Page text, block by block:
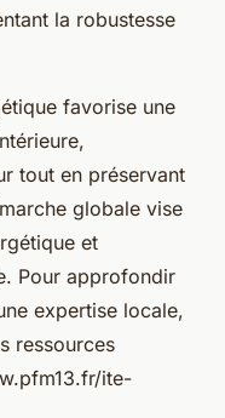
la robustesse
favorise une
tout en préservant
globale vise
et
Pour approfondir
expertise locale,
ressources
ite-